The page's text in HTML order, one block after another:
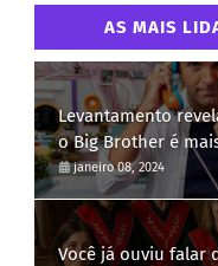
AS MAIS
Levantamento
o Big Brother é
Brasil
janeiro 08, 2024
Você já ouviu falar